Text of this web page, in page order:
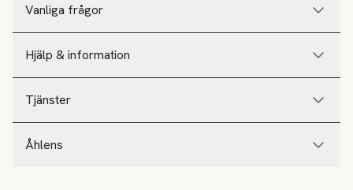
Vanliga frågor
Hjälp & information
Tjänster
Åhlens